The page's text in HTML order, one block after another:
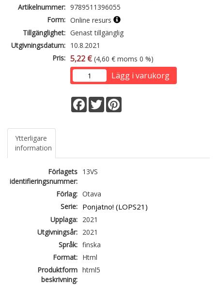
Artikelnummer: 9789511396055
Form: Online resurs
Tillgänglighet: Genast tillgänglig
Utgivningsdatum: 10.8.2021
Pris: 5,22 € (4,60 € moms 0 %)
Lägg i varukorg
Facebook
Twitter
Ytterligare
information
Förlagets
identifieringsnummer:
13VS
Förlag: Otava
Serie: Ponjatno! (LOPS21)
Upplaga: 2021
Utgivningsår: 2021
Språk: finska
Format: Html
Produktform
beskrivning:
html5